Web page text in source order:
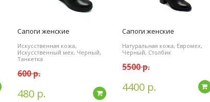
Подробнее
Сапоги женские
Искусственная кожа,
Искусственный мех, Черный,
Танкетка
600 р.
480 р. Подробнее
Сапоги женские
Натуральная кожа, Евромех,
Черный, Столбик
5500 р.
4400 р.